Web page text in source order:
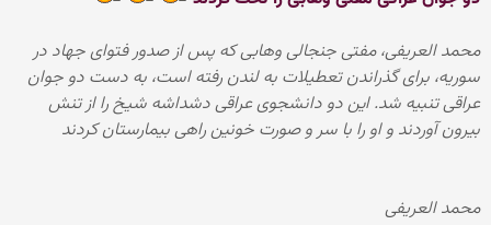
محمد العریفی، مفتی جنجالی وهابی که پس از صدور فتوای جهاد در
سوریه، برای گذراندن تعطیلات به لندن رفته است، به دست دو جوان
عراقی تنبیه شد. این دو دانشجوی عراقی دشداشه شیخ را از تنش
بیرون آوردند و او را با سر و صورت خونین راهی بیمارستان کردند
محمد العریفی